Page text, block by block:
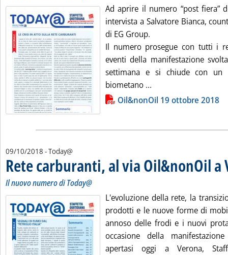
Ad aprire il numero “post fiera”
intervista a Salvatore Bianca,
di EG Group.
Il numero prosegue con tutti i
eventi della manifestazione
settimana e si chiude con un
biometano ...
Lista allegati PDF alla notiziaOil&nonOil 19 ottobre 2018
09/10/2018 - Today@
Rete carburanti, al via Oil&nonOil a
Il nuovo numero di Today@
L'evoluzione della rete, la
prodotti e le nuove forme di
annoso delle frodi e i nuovi
occasione della
apertasi oggi a Verona,